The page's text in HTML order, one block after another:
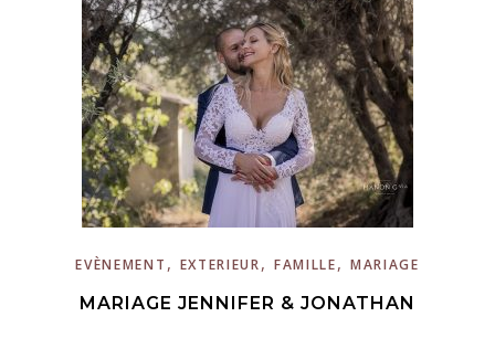
EVÈNEMENT , EXTERIEUR, FAMILLE, MARIAGE
MARIAGE JENNIFER & JONATHAN